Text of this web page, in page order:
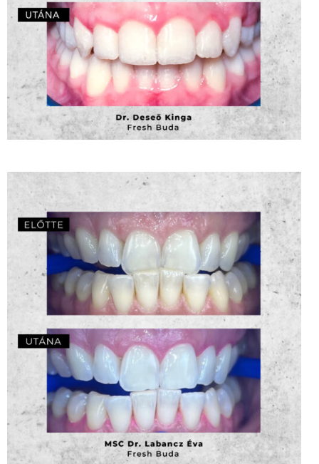
ZOOM 4LIKES
Rendelői fogfehérítés – MSC Dr. Labancz Éva
ZOOM 3LIKES